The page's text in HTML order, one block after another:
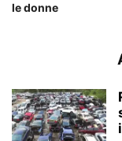
le donne